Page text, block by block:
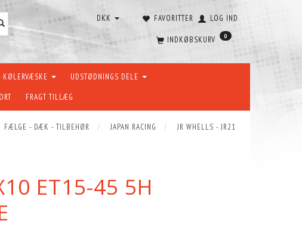
FAVORITTER LOG IND
DKK
INDKØBSKURV 0
KØLERVÆSKE UDSTØDNINGS DELE
FRAGT TILLÆG
FÆLGE - DÆK - TILBEHØR JAPAN RACING
JR WHELLS - JR21
ET15-45 5H